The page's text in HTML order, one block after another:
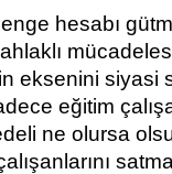
hesabı
eksenini siyasi
eğitim
ne olursa